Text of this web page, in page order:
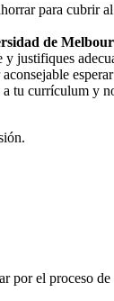
para cubrir
de
justifiques
a tu currículum y
por el proceso